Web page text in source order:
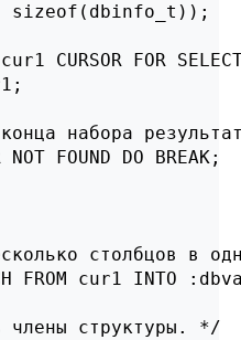
sizeof(dbinfo_t));
CURSOR FOR
набора
NOT FOUND DO BREAK;
столбцов в
FROM cur1 INTO
члены структуры. */